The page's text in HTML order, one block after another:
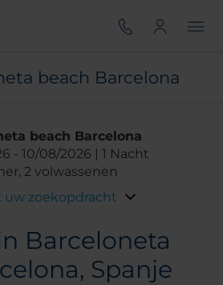
beach Barcelona
beach Barcelona
10/08/2026
1 Nacht
2 volwassenen
uw zoekopdracht
Barceloneta
Spanje